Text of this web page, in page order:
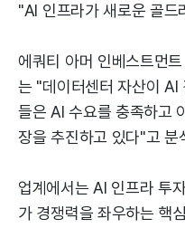
"AI 인프라가 새로운 골
에쿼티 아머 인베스트먼
는 "데이터센터 자산이 AI
들은 AI 수요를 충족하고
장을 추진하고 있다"고 분
업계에서는 AI 인프라 투
가 경쟁력을 좌우하는 핵